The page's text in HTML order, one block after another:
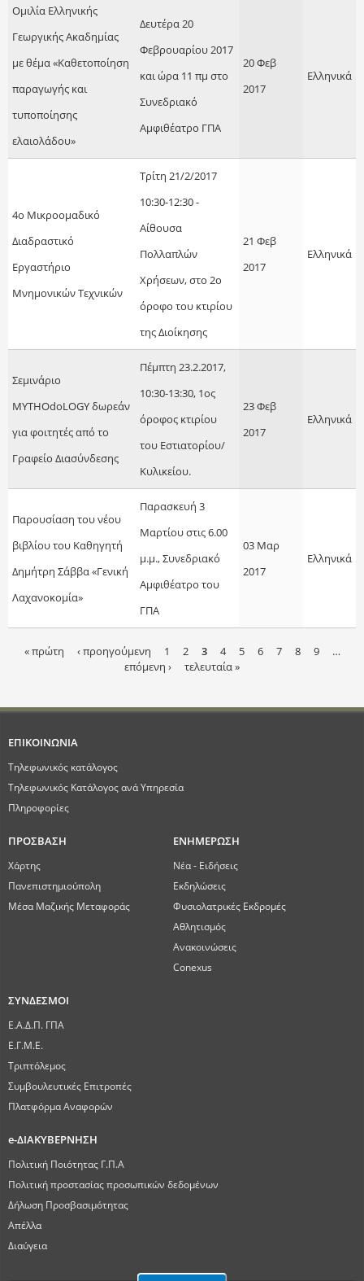
Ομιλία Ελληνικής
Γεωργικής Ακαδημίας
με θέμα «Καθετοποίηση
παραγωγής και
τυποποίησης
ελαιολάδου»
Δευτέρα 20
Φεβρουαρίου 2017
και ώρα 11 πμ στο
Συνεδριακό
Αμφιθέατρο ΓΠΑ
20 Φεβ
2017
Ελληνικά
4ο Μικροομαδικό
Διαδραστικό
Εργαστήριο
Μνημονικών Τεχνικών
Τρίτη 21/2/2017
10:30-12:30 -
Αίθουσα
Πολλαπλών
Χρήσεων, στο 2ο
όροφο του κτιρίου
της Διοίκησης
21 Φεβ
2017
Ελληνικά
Σεμινάριο
MYTHOdoLOGY δωρεάν
για φοιτητές από το
Γραφείο Διασύνδεσης
Πέμπτη 23.2.2017,
10:30-13:30, 1ος
όροφος κτιρίου
του Εστιατορίου/
Κυλικείου.
23 Φεβ
2017
Ελληνικά
Παρουσίαση του νέου
βιβλίου του Καθηγητή
Δημήτρη Σάββα «Γενική
Λαχανοκομία»
Παρασκευή 3
Μαρτίου στις 6.00
μ.μ., Συνεδριακό
Αμφιθέατρο του
ΓΠΑ
03 Μαρ
2017
Ελληνικά
ε
λ
ί
δ
ε
ς
« πρώτη ‹ προηγούμενη 1 2 3 4 5 6 7 8 9
…
επόμενη ›
τελευταία »
ΕΠΙΚΟΙΝΩΝΙΑ
Τηλεφωνικός κατάλογος
Τηλεφωνικός Κατάλογος ανά Υπηρεσία
Πληροφορίες
ΠΡΟΣΒΑΣΗ
Χάρτης
Πανεπιστημιούπολη
Μέσα Μαζικής Μεταφοράς
ΕΝΗΜΕΡΩΣΗ
Νέα - Ειδήσεις
Εκδηλώσεις
Φυσιολατρικές Εκδρομές
Αθλητισμός
Ανακοινώσεις
Conexus
ΣΥΝΔΕΣΜΟΙ
Ε.Α.Δ.Π. ΓΠΑ
Ε.Γ.Μ.Ε.
Τριπτόλεμος
Συμβουλευτικές Επιτροπές
Πλατφόρμα Αναφορών
e-ΔΙΑΚΥΒΕΡΝΗΣΗ
Πολιτική Ποιότητας Γ.Π.Α
Πολιτική προστασίας προσωπικών δεδομένων
Δήλωση Προσβασιμότητας
Απέλλα
Διαύγεια